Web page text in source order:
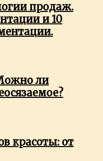
продаж.
и 10
ли
красоты: от